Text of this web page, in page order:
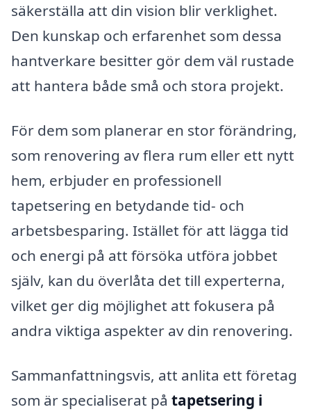
säkerställa att din vision blir verklighet.
Den kunskap och erfarenhet som dessa
hantverkare besitter gör dem väl rustade
att hantera både små och stora projekt.
För dem som planerar en stor förändring,
som renovering av flera rum eller ett nytt
hem, erbjuder en professionell
tapetsering en betydande tid- och
arbetsbesparing. Istället för att lägga tid
och energi på att försöka utföra jobbet
själv, kan du överlåta det till experterna,
vilket ger dig möjlighet att fokusera på
andra viktiga aspekter av din renovering.
Sammanfattningsvis, att anlita ett företag
som är specialiserat på tapetsering i